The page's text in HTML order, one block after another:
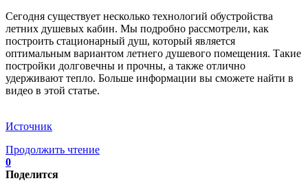
Сегодня существует несколько технологий обустройства
летних душевых кабин. Мы подробно рассмотрели, как
построить стационарный душ, который является
оптимальным вариантом летнего душевого помещения. Такие
постройки долговечны и прочны, а также отлично
удерживают тепло. Больше информации вы сможете найти в
видео в этой статье.
Источник
Продолжить чтение
0
Поделится